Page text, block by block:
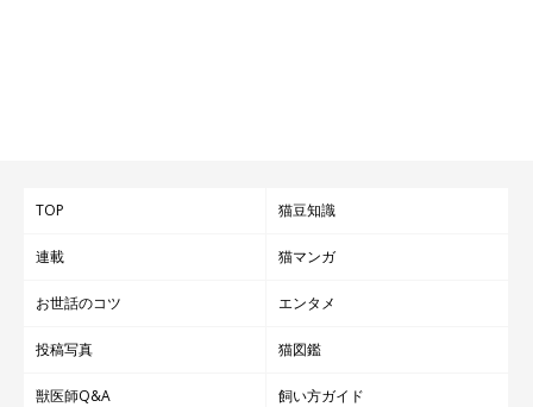
TOP 猫豆知識
連載 猫マンガ
お世話のコツ エンタメ
投稿写真 猫図鑑
獣医師Q&A 飼い方ガイド